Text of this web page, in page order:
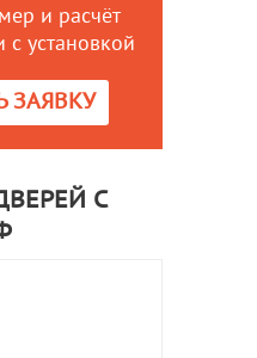
и расчёт
с установкой
ЗАЯВКУ
С